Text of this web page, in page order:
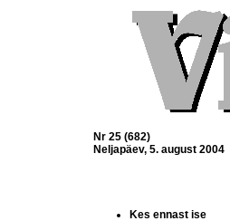
Nr 25 (682)
Neljapäev, 5. august 2004
Kes ennast ise